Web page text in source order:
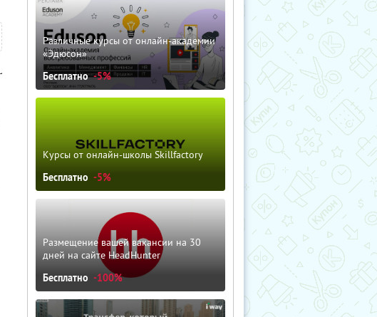
Различные курсы от онлайн-академии
«Эдюсон»
Бесплатно -5%
Курсы от онлайн-школы Skillfactory
Бесплатно -5%
Размещение вашей вакансии на 30
дней на сайте HeadHunter
Бесплатно -100%